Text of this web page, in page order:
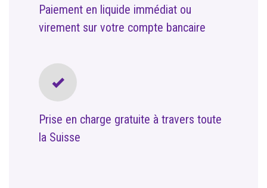
Paiement en liquide immédiat ou
virement sur votre compte bancaire
Prise en charge gratuite à travers toute
la Suisse